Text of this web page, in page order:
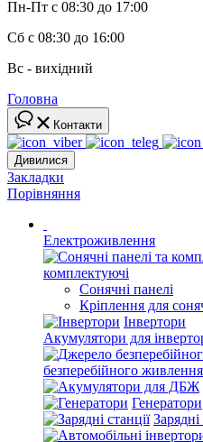
Пн-Пт с 08:30 до 17:00
Сб с 08:30 до 16:00
Вс - вихідний
Головна
Контакти
Дивилися
Закладки
Порівняння
Електроживлення
комплектуючі
Сонячні панелі
Кріплення для
Інвертори
Акумулятори для
безперебійного живлення
Генератори
Зарядні